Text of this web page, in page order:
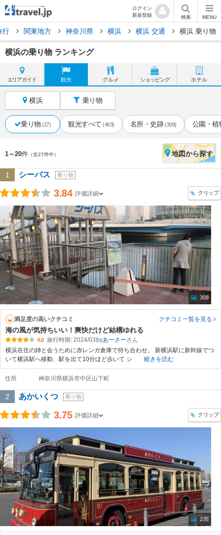
ログイン
新規登録
検索 MENU
行 関東地方 神奈川県 横浜 横浜 交通 横浜 乗り物
横浜の乗り物 ランキング
エリアガイド 観光 グルメ ショッピング ホテル
横浜 乗り物
乗り物 (27) 観光すべて (463) 名所・史跡 (308) 公園・植
1～20件 （全27件中） 地図から探す
1 シーバス 乗り物
3.84 評価詳細 クリップ
308
満足度の高いクチコミ クチコミ一覧を見る
海の風が気持ちいい！爽快だけど結構ゆれる
4.0 旅行時期: 2024/03 byあーさー
横浜在住の姉と会うために赤レンガ倉庫で待ち合わせ。 新横浜駅に新幹線でつ
いて横浜駅へ移動、駅を出て10分ほど歩いて シ
続きを読む
住所 神奈川県横浜市中区山下町
2 あかいくつ 乗り物
3.75 評価詳細 クリップ
235